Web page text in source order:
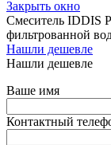
Закрыть окно
Смеситель IDDIS
фильтрованной
Нашли дешевле
Нашли дешевле
Ваше имя
Контактный